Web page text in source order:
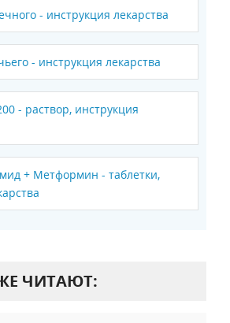
- инструкция лекарства
- инструкция лекарства
- раствор, инструкция
+ Метформин - таблетки,
ЧИТАЮТ: